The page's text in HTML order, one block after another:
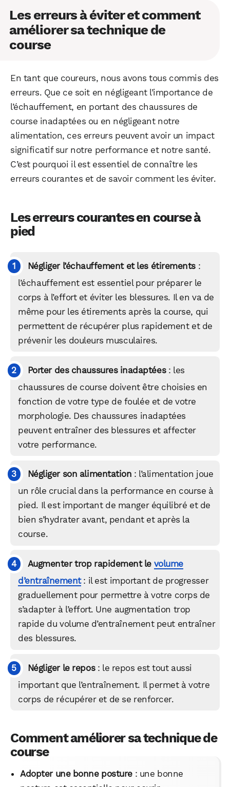
Les erreurs à éviter et comment
améliorer sa technique de
course
En tant que coureurs, nous avons tous commis des
erreurs. Que ce soit en négligeant l’importance de
l’échauffement, en portant des chaussures de
course inadaptées ou en négligeant notre
alimentation, ces erreurs peuvent avoir un impact
significatif sur notre performance et notre santé.
C’est pourquoi il est essentiel de connaître les
erreurs courantes et de savoir comment les éviter.
Les erreurs courantes en course à
pied
Négliger l’échauffement et les étirements:
l’échauffement est essentiel pour préparer le
corps à l’effort et éviter les blessures. Il en va de
même pour les étirements après la course, qui
permettent de récupérer plus rapidement et de
prévenir les douleurs musculaires.
Porter des chaussures inadaptées: les
chaussures de course doivent être choisies en
fonction de votre type de foulée et de votre
morphologie. Des chaussures inadaptées
peuvent entraîner des blessures et affecter
votre performance.
Négliger son alimentation : l’alimentation joue
un rôle crucial dans la performance en course à
pied. Il est important de manger équilibré et de
bien s’hydrater avant, pendant et après la
course.
Augmenter trop rapidement le volume
d’entraînement: il est important de progresser
graduellement pour permettre à votre corps de
s’adapter à l’effort. Une augmentation trop
rapide du volume d’entraînement peut entraîner
des blessures.
Négliger le repos: le repos est tout aussi
important que l’entraînement. Il permet à votre
corps de récupérer et de se renforcer.
Comment améliorer sa technique de
course
Adopter une bonne posture: une bonne